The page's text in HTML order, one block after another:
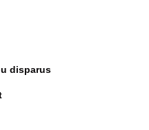
disparus